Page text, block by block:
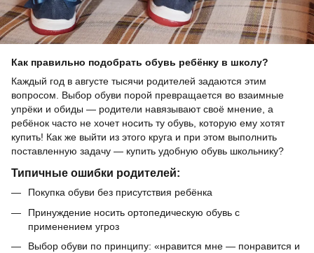
Как правильно подобрать обувь ребёнку в школу?
Каждый год в августе тысячи родителей задаются этим
вопросом. Выбор обуви порой превращается во взаимные
упрёки и обиды — родители навязывают своё мнение, а
ребёнок часто не хочет носить ту обувь, которую ему хотят
купить! Как же выйти из этого круга и при этом выполнить
поставленную задачу — купить удобную обувь школьнику?
Типичные ошибки родителей:
Покупка обуви без присутствия ребёнка
Принуждение носить ортопедическую обувь с
применением угроз
Выбор обуви по принципу: «нравится мне — понравится и